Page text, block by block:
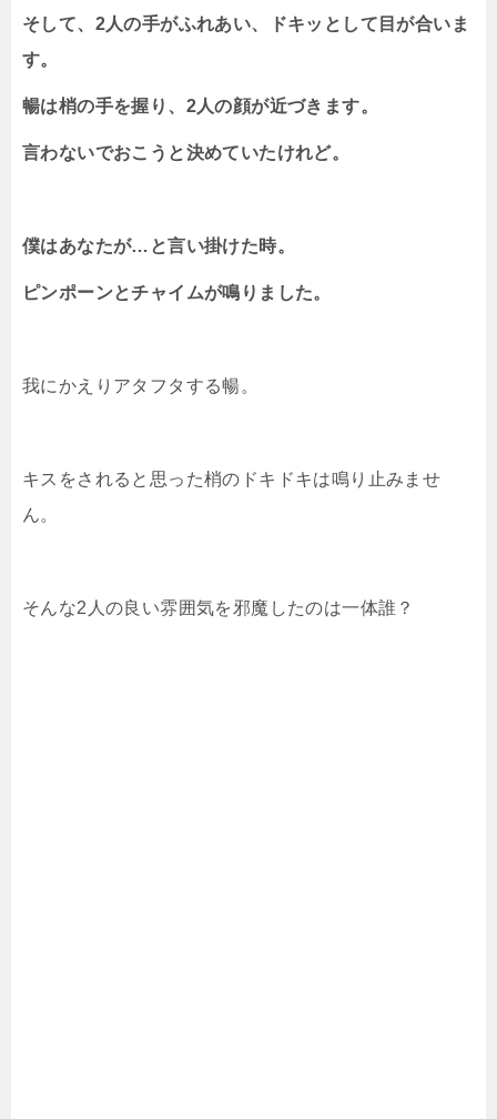
そして、2人の手がふれあい、ドキッとして目が合いま
す。
暢は梢の手を握り、2人の顔が近づきます。
言わないでおこうと決めていたけれど。
僕はあなたが…と言い掛けた時。
ピンポーンとチャイムが鳴りました。
我にかえりアタフタする暢。
キスをされると思った梢のドキドキは鳴り止みませ
ん。
そんな2人の良い雰囲気を邪魔したのは一体誰？